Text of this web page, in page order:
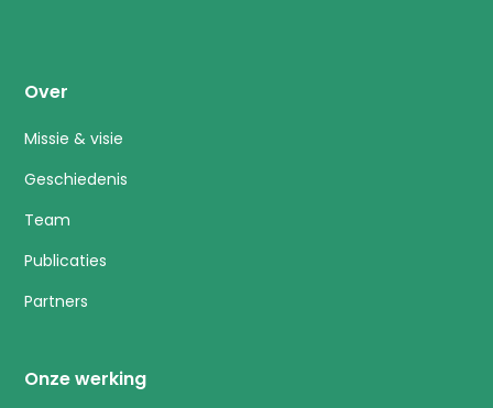
Over
Missie & visie
Geschiedenis
Team
Publicaties
Partners
Onze werking